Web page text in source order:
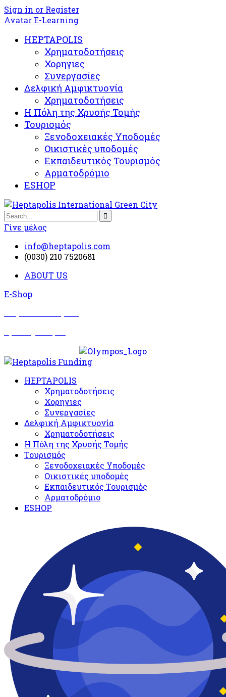
Sign in or Register
Avatar E-Learning
HEPTAPOLIS
Χρηματοδοτήσεις
Χορηγιες
Συνεργασίες
Δελφική Αμφικτυονία
Χρηματοδοτήσεις
Η Πόλη της Χρυσής Τομής
Τουρισμός
Ξενοδοχειακές Υποδομές​
Oικιστικές υποδομές
Εκπαιδευτικός Τουρισμός
Αρματοδρόμιο
ESHOP
Γίνε μέλος
info@heptapolis.com
(0030) 210 7520681
ABOUT US
E-Shop
HEPTAPOLIS
Χρηματοδοτήσεις
Χορηγιες
Συνεργασίες
Δελφική Αμφικτυονία
Χρηματοδοτήσεις
Η Πόλη της Χρυσής Τομής
Τουρισμός
Ξενοδοχειακές Υποδομές​
Oικιστικές υποδομές
Εκπαιδευτικός Τουρισμός
Αρματοδρόμιο
ESHOP